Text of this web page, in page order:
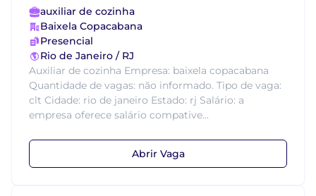
auxiliar de cozinha
Baixela Copacabana
Presencial
Rio de Janeiro / RJ
Auxiliar de cozinha Empresa: baixela copacabana
Quantidade de vagas: não informado. Tipo de vaga:
clt Cidade: rio de janeiro Estado: rj Salário: a
empresa oferece salário compative...
Abrir Vaga